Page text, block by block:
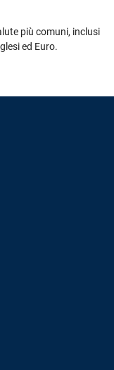
più comuni, inclusi
ed Euro.